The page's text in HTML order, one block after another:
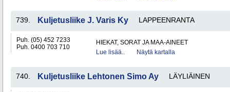
739. Kuljetusliike J. Varis Ky LAPPEENRANTA
Puh. (05) 452 7233
Puh. 0400 703 710
HIEKAT, SORAT JA MAA-AINEET
Lue lisää..
Näytä kartalla
740. Kuljetusliike Lehtonen Simo Ay LÄYLIÄINEN